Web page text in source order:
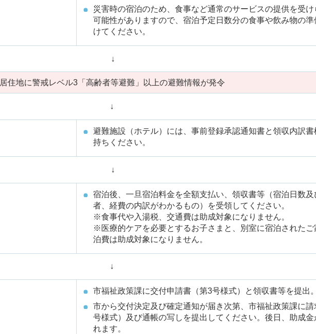
災害時の宿泊のため、食事など通常のサービスの提供を受け
可能性がありますので、宿泊予定日数分の食事や飲み物の準
けてください。
↓
居住地に警戒レベル3「高齢者等避難」以上の避難情報が発令
↓
避難施設（ホテル）には、事前登録承認通知書と領収内訳書
持ちください。
↓
宿泊後、一旦宿泊料金を全額支払い、領収書等（宿泊日数及
者、経費の内訳がわかるもの）を受領してください。
※食事代や入湯税、交通費は助成対象になりません。
※医療的ケアを必要とするお子さまと、別室に宿泊されたご
泊費は助成対象になりません。
↓
市福祉政策課に交付申請書（第3号様式）と領収書等を提出。
市から交付決定及び確定通知が届き次第、市福祉政策課に
号様式）及び通帳の写しを提出してください。後日、助成金
れます。